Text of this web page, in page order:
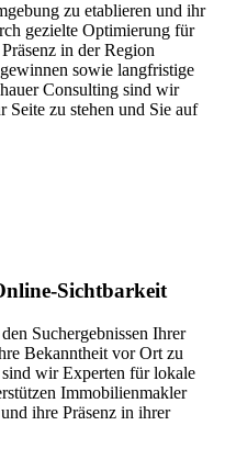
zu etablieren und ihr
gezielte Optimierung für
in der Region
sowie langfristige
Consulting sind wir
Seite zu stehen und Sie auf
Sichtbarkeit
Suchergebnissen Ihrer
Bekanntheit vor Ort zu
wir Experten für lokale
Immobilienmakler
ihre Präsenz in ihrer